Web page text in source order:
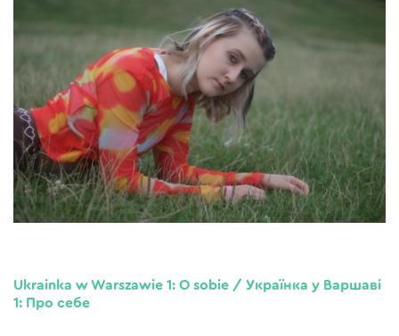
Ukrainka w Warszawie 1: O sobie / Українка у Варшаві
1: Про себе